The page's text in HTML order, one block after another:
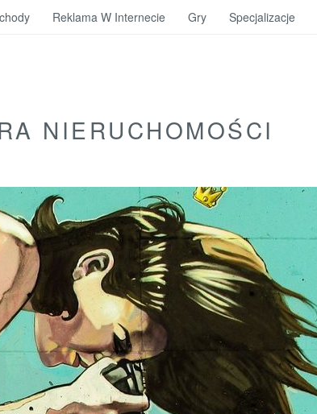
NIERUCHOMOŚCI
Reklama W Internecie Gry Specjalizacje